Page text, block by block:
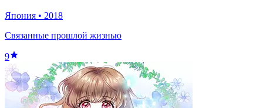
Япония • 2018
Связанные прошлой жизнью
9